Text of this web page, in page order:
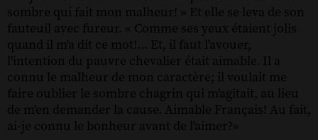
sombre qui fait mon malheur! » Et elle se leva de son
fauteuil avec fureur. « Comme ses yeux étaient jolis
quand il m'a dit ce mot!... Et, il faut l'avouer,
l'intention du pauvre chevalier était aimable. Il a
connu le malheur de mon caractère; il voulait me
faire oublier le sombre chagrin qui m'agitait, au lieu
de m'en demander la cause. Aimable Français! Au fait,
ai-je connu le bonheur avant de l'aimer?»